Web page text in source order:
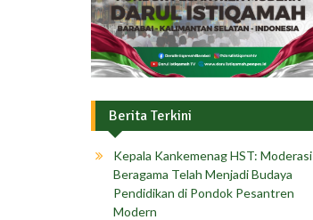
Berita Terkini
Kepala Kankemenag HST: Moderasi
Beragama Telah Menjadi Budaya
Pendidikan di Pondok Pesantren
Modern